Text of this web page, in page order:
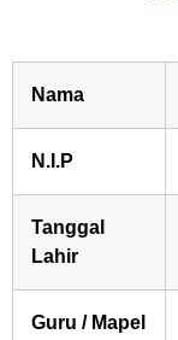
Nama
N.I.P
Tanggal
Lahir
Guru / Mapel